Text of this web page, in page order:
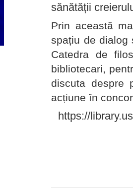
sănătății
Prin această
spațiu de dialog
Catedra de
bibliotecari,
discuta despre
acțiune în
https://